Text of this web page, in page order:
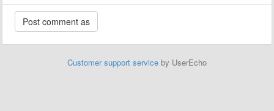
Customer support service by UserEcho